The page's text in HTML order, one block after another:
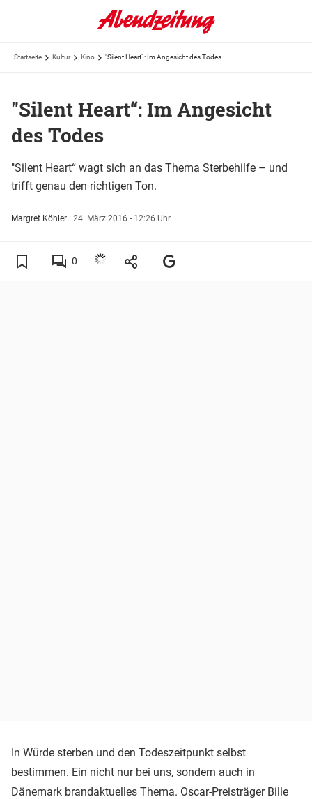
Startseite Kultur Kino "Silent Heart“: Im Angesicht des Todes
"Silent Heart“: Im Angesicht
des Todes
"Silent Heart“ wagt sich an das Thema Sterbehilfe – und
trifft genau den richtigen Ton.
Margret Köhler | 24. März 2016 - 12:26 Uhr
0
In Würde sterben und den Todeszeitpunkt selbst
bestimmen. Ein nicht nur bei uns, sondern auch in
Dänemark brandaktuelles Thema. Oscar-Preisträger Bille